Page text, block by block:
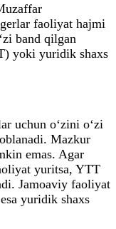
faoliyat hajmi
band qilgan
yoki yuridik shaxs
uchun o‘zini o‘zi
Mazkur
emas. Agar
yuritsa, YTT
Jamoaviy faoliyat
yuridik shaxs